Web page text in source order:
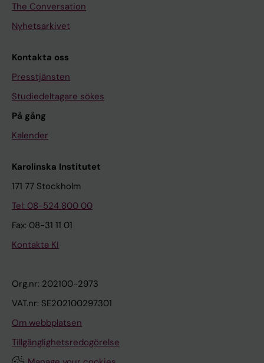
The Conversation
Nyhetsarkivet
Kontakta oss
Presstjänsten
Studiedeltagare sökes
På gång
Kalender
Karolinska Institutet
171 77 Stockholm
Tel: 08-524 800 00
Fax: 08-31 11 01
Kontakta KI
Org.nr: 202100-2973
VAT.nr: SE202100297301
Om webbplatsen
Tillgänglighetsredogörelse